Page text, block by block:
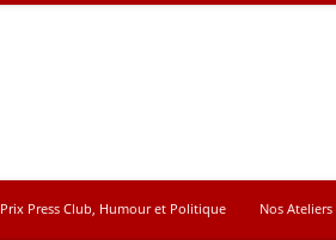
Prix Press Club, Humour et Politique Nos Ateliers